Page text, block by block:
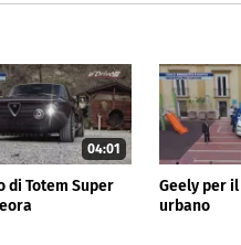
04:01
di Totem Super
Geely per
urbano